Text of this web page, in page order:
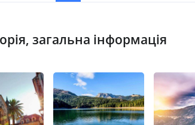
загальна інформація